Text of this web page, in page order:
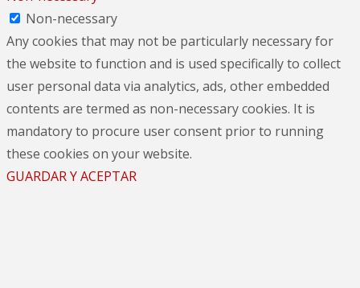
Non-necessary
Any cookies that may not be particularly necessary for
the website to function and is used specifically to collect
user personal data via analytics, ads, other embedded
contents are termed as non-necessary cookies. It is
mandatory to procure user consent prior to running
these cookies on your website.
GUARDAR Y ACEPTAR